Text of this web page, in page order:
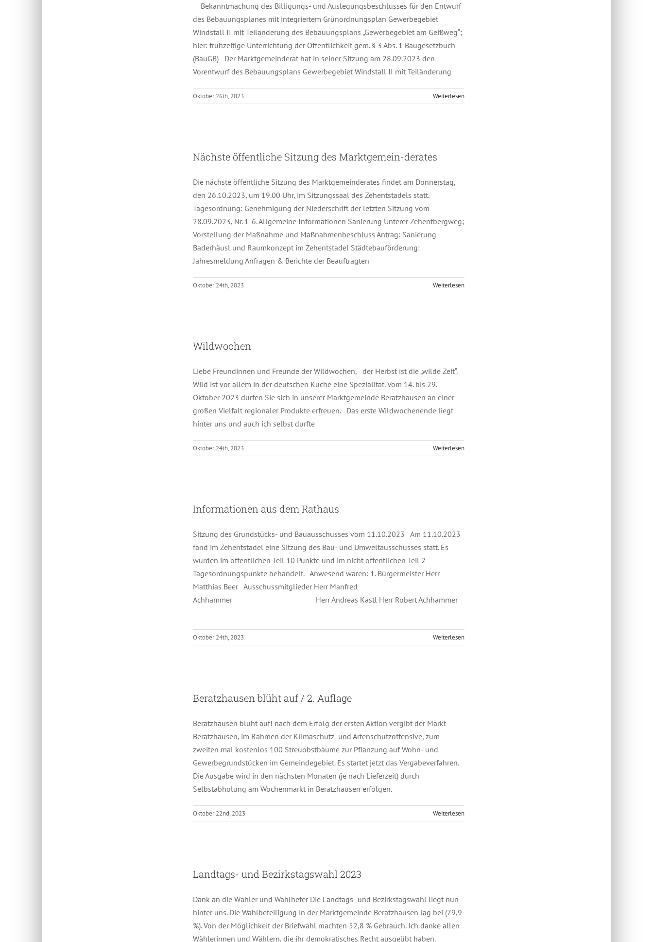
Bekanntmachung des Billigungs- und Auslegungsbeschlusses für den Entwurf
des Bebauungsplanes mit integriertem Grünordnungsplan Gewerbegebiet
Windstall II mit Teiländerung des Bebauungsplans „Gewerbegebiet am Geißweg“;
hier: frühzeitige Unterrichtung der Öffentlichkeit gem. § 3 Abs. 1 Baugesetzbuch
(BauGB) Der Marktgemeinderat hat in seiner Sitzung am 28.09.2023 den
Vorentwurf des Bebauungsplans Gewerbegebiet Windstall II mit Teiländerung
Oktober 26th, 2023 Weiterlesen
Nächste öffentliche Sitzung des Marktgemein-derates
Die nächste öffentliche Sitzung des Marktgemeinderates findet am Donnerstag,
den 26.10.2023, um 19.00 Uhr, im Sitzungssaal des Zehentstadels statt.
Tagesordnung: Genehmigung der Niederschrift der letzten Sitzung vom
28.09.2023, Nr. 1-6. Allgemeine Informationen Sanierung Unterer Zehentbergweg;
Vorstellung der Maßnahme und Maßnahmenbeschluss Antrag: Sanierung
Baderhäusl und Raumkonzept im Zehentstadel Städtebauförderung:
Jahresmeldung Anfragen & Berichte der Beauftragten
Oktober 24th, 2023 Weiterlesen
Wildwochen
Liebe Freundinnen und Freunde der Wildwochen, der Herbst ist die „wilde Zeit“.
Wild ist vor allem in der deutschen Küche eine Spezialität. Vom 14. bis 29.
Oktober 2023 dürfen Sie sich in unserer Marktgemeinde Beratzhausen an einer
großen Vielfalt regionaler Produkte erfreuen. Das erste Wildwochenende liegt
hinter uns und auch ich selbst durfte
Oktober 24th, 2023 Weiterlesen
Informationen aus dem Rathaus
Sitzung des Grundstücks- und Bauausschusses vom 11.10.2023 Am 11.10.2023
fand im Zehentstadel eine Sitzung des Bau- und Umweltausschusses statt. Es
wurden im öffentlichen Teil 10 Punkte und im nicht öffentlichen Teil 2
Tagesordnungspunkte behandelt. Anwesend waren: 1. Bürgermeister Herr
Matthias Beer Ausschussmitglieder Herr Manfred
Achhammer Herr Andreas Kastl Herr Robert Achhammer
Oktober 24th, 2023 Weiterlesen
Beratzhausen blüht auf / 2. Auflage
Beratzhausen blüht auf! nach dem Erfolg der ersten Aktion vergibt der Markt
Beratzhausen, im Rahmen der Klimaschutz- und Artenschutzoffensive, zum
zweiten mal kostenlos 100 Streuobstbäume zur Pflanzung auf Wohn- und
Gewerbegrundstücken im Gemeindegebiet. Es startet jetzt das Vergabeverfahren.
Die Ausgabe wird in den nächsten Monaten (je nach Lieferzeit) durch
Selbstabholung am Wochenmarkt in Beratzhausen erfolgen.
Oktober 22nd, 2023 Weiterlesen
Landtags- und Bezirkstagswahl 2023
Dank an die Wähler und Wahlhefer Die Landtags- und Bezirkstagswahl liegt nun
hinter uns. Die Wahlbeteiligung in der Marktgemeinde Beratzhausen lag bei (79,9
%). Von der Möglichkeit der Briefwahl machten 52,8 % Gebrauch. Ich danke allen
Wählerinnen und Wählern, die ihr demokratisches Recht ausgeübt haben.